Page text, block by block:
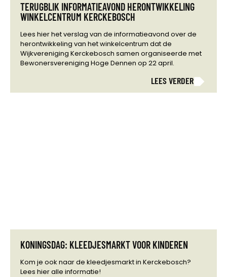
TERUGBLIK INFORMATIEAVOND HERONTWIKKELING
WINKELCENTRUM KERCKEBOSCH
Lees hier het verslag van de informatieavond over de
herontwikkeling van het winkelcentrum dat de
Wijkvereniging Kerckebosch samen organiseerde met
Bewonersvereniging Hoge Dennen op 22 april.
LEES VERDER
KONINGSDAG: KLEEDJESMARKT VOOR KINDEREN
Kom je ook naar de kleedjesmarkt in Kerckebosch?
Lees hier alle informatie!